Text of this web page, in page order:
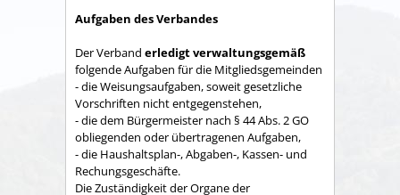
Aufgaben des Verbandes
Der Verband erledigt verwaltungsgemäß
folgende Aufgaben für die Mitgliedsgemeinden
- die Weisungsaufgaben, soweit gesetzliche
Vorschriften nicht entgegenstehen,
- die dem Bürgermeister nach § 44 Abs. 2 GO
obliegenden oder übertragenen Aufgaben,
- die Haushaltsplan-, Abgaben-, Kassen- und
Rechungs­geschäfte.
Die Zuständigkeit der Organe der